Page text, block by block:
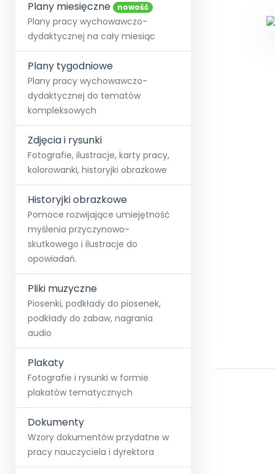
Społeczność
+48 12 631 04 10
kontakt@blizejprzedszkola.pl
O miesięczniku
Strona główna
O Akademii
Akademia
Poznaj pakiet MAX
Testuj przez 7 dni Pełen
Wszystkie projekty
Skontaktuj się
Dodaj wpis
Plany miesięczne nowość
Plany pracy wychowawczo-
dydaktycznej na cały miesiąc
Plany tygodniowe
Plany pracy wychowawczo-
dydaktycznej do tematów
kompleksowych
Zdjęcia i rysunki
Fotografie, ilustracje, karty pracy,
kolorowanki, historyjki obrazkowe
Historyjki obrazkowe
Pomoce rozwijające umiejętność
myślenia przyczynowo-
skutkowego i ilustracje do
opowiadań.
Pliki muzyczne
Piosenki, podkłady do piosenek,
podkłady do zabaw, nagrania
audio
Plakaty
Fotografie i rysunki w formie
plakatów tematycznych
Dokumenty
Wzory dokumentów przydatne w
pracy nauczyciela i dyrektora